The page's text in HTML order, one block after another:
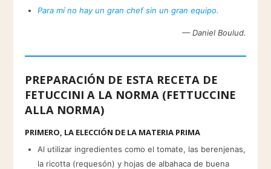
Para mí no hay un gran chef sin un gran equipo.
— Daniel Boulud.
PREPARACIÓN DE ESTA RECETA DE
FETUCCINI A LA NORMA (FETTUCCINE
ALLA NORMA)
PRIMERO, LA ELECCIÓN DE LA MATERIA PRIMA
Al utilizar ingredientes como el tomate, las berenjenas,
la ricotta (requesón) y hojas de albahaca de buena